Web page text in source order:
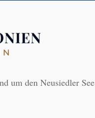
um den Neusiedler See